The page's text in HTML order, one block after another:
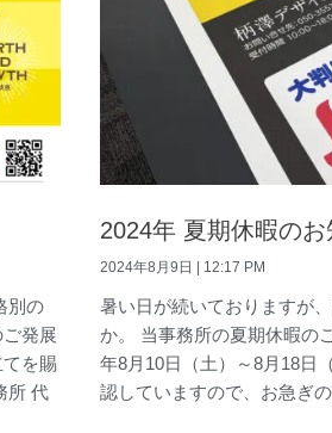
別の
発展
を賜
所 代
2024年 夏期休暇のお
2024年8月9日 12:17 PM
暑い日が続いておりますが
か。 当事務所の夏期休暇の
年8月10日（土）～8月18日
認していますので、お急ぎ